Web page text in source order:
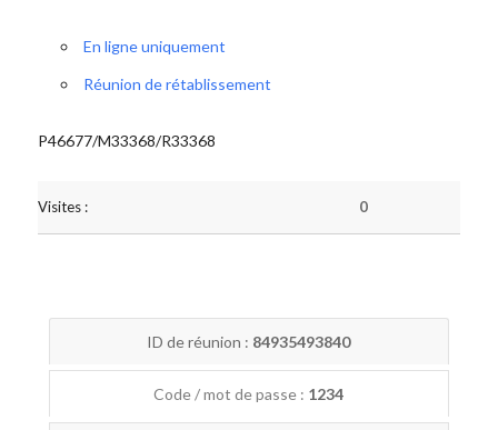
En ligne uniquement
Réunion de rétablissement
P46677/M33368/R33368
Visites : 0
ID de réunion : 84935493840
Code / mot de passe : 1234